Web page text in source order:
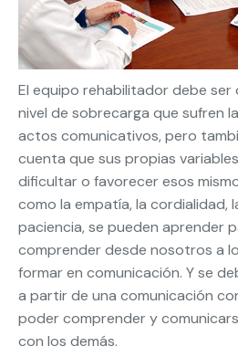
El equipo rehabilitador debe ser
nivel de sobrecarga que sufren
actos comunicativos, pero
cuenta que sus propias
dificultar o favorecer esos
como la empatía, la cordialidad,
paciencia, se pueden aprender
comprender desde nosotros a
formar en comunicación. Y se
a partir de una comunicación
poder comprender y
con los demás.